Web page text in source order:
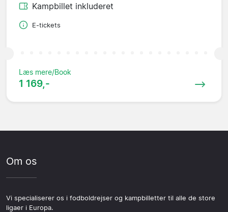
Kampbillet inkluderet
E-tickets
Læs mere/Book
1 169,-
Om os
Vi specialiserer os i fodboldrejser og kampbilletter til alle de store
ligaer i Europa.